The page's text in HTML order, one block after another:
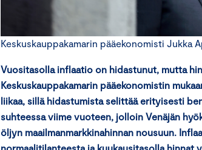
Keskuskauppakamarin pääekonomisti Jukka
Vuositasolla inflaatio on hidastunut, mutta
Keskuskauppakamarin pääekonomistin
liikaa, sillä hidastumista selittää erityisesti
suhteessa viime vuoteen, jolloin Venäjän
öljyn maailmanmarkkinahinnan nousuun.